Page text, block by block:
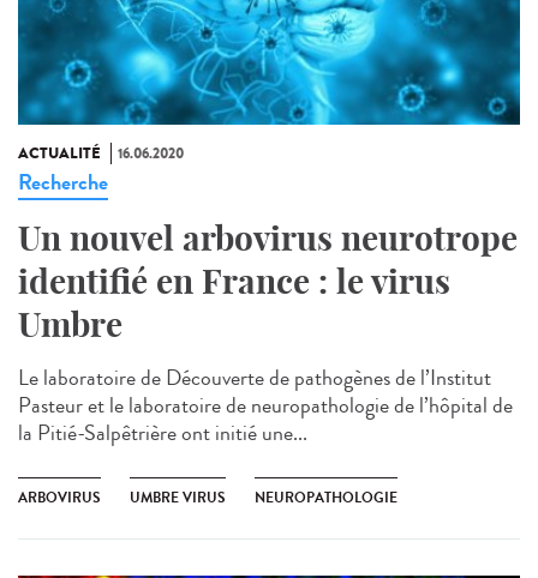
ACTUALITÉ 16.06.2020
Recherche
Un nouvel arbovirus neurotrope
identifié en France : le virus
Umbre
Le laboratoire de Découverte de pathogènes de l’Institut
Pasteur et le laboratoire de neuropathologie de l’hôpital de
la Pitié-Salpêtrière ont initié une...
ARBOVIRUS UMBRE VIRUS NEUROPATHOLOGIE